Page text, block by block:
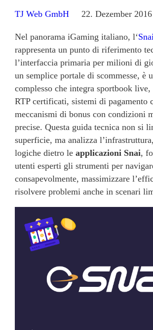
TJ Web GmbH 22. Dezember 2016
Nel panorama iGaming italiano, l‘
rappresenta un punto di riferimento
l’interfaccia primaria per milioni di
un semplice portale di scommesse, è
complesso che integra sportbook live,
RTP certificati, sistemi di pagamento
meccanismi di bonus con condizioni
precise. Questa guida tecnica non si
superficie, ma analizza
logiche dietro le applicazioni Snai,
utenti esperti gli strumenti per
consapevolmente, massimizzare
risolvere problemi anche in scenari